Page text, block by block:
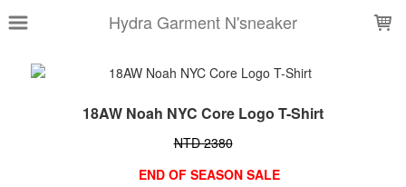
Hydra Garment N'sneaker
18AW Noah NYC Core Logo T-Shirt
NTD 2380
END OF SEASON SALE